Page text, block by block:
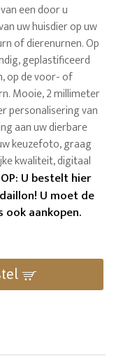
een door u
uw huisdier op uw
of dierenurnen. Op
geplastificeerd
op de voor- of
Mooie, 2 millimeter
personalisering van
aan uw dierbare
keuzefoto, graag
kwaliteit, digitaal
U bestelt hier
U moet de
ook aankopen.